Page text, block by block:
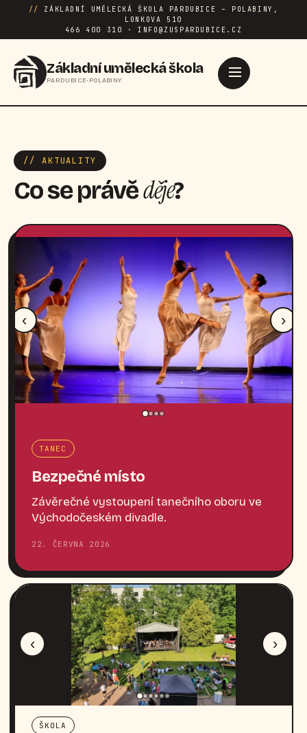
//
ZÁKLADNÍ UMĚLECKÁ ŠKOLA PARDUBICE – POLABINY,
LONKOVA 510
466 400 310 · INFO@ZUSPARDUBICE.CZ
Základní umělecká škola
PARDUBICE-POLABINY
// AKTUALITY
Co se právěděje?
‹ ›
TANEC
Bezpečné místo
Závěrečné vystoupení tanečního oboru ve
Východočeském divadle.
22. ČERVNA 2026
‹ ›
ŠKOLA